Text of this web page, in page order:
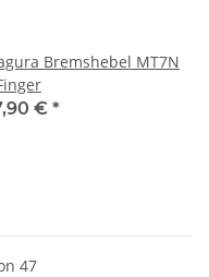
Bremshebel MT7N
€ *
47